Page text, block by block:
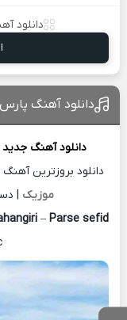
دانلود
دانلود آهنگ پارس سفید 2 از کیوان و
دانلود آهنگ جدید
دانلود بروزترین
موزیک |
– Parse sefid